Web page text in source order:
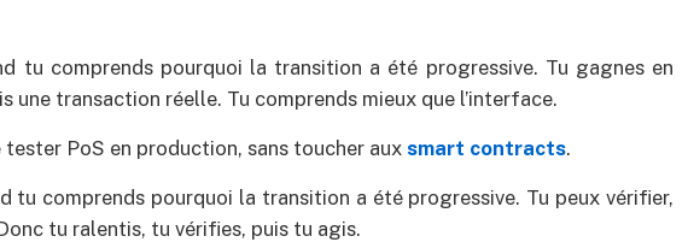
tu comprends pourquoi la transition a été progressive. Tu gagnes en
une transaction réelle. Tu comprends mieux que l’interface.
tester PoS en production, sans toucher aux smart contracts.
tu comprends pourquoi la transition a été progressive. Tu peux vérifier,
tu ralentis, tu vérifies, puis tu agis.